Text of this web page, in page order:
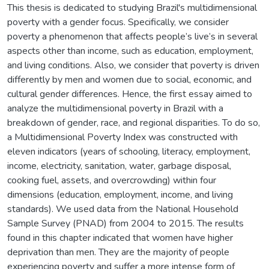
This thesis is dedicated to studying Brazil's multidimensional
poverty with a gender focus. Specifically, we consider
poverty a phenomenon that affects people’s live’s in several
aspects other than income, such as education, employment,
and living conditions. Also, we consider that poverty is driven
differently by men and women due to social, economic, and
cultural gender differences. Hence, the first essay aimed to
analyze the multidimensional poverty in Brazil with a
breakdown of gender, race, and regional disparities. To do so,
a Multidimensional Poverty Index was constructed with
eleven indicators (years of schooling, literacy, employment,
income, electricity, sanitation, water, garbage disposal,
cooking fuel, assets, and overcrowding) within four
dimensions (education, employment, income, and living
standards). We used data from the National Household
Sample Survey (PNAD) from 2004 to 2015. The results
found in this chapter indicated that women have higher
deprivation than men. They are the majority of people